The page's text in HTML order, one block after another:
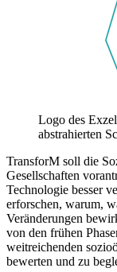
Logo des
abstrahierten
TransforM soll die
Gesellschaften
Technologie besser
erforschen, warum,
Veränderungen
von den frühen
weitreichenden
bewerten und zu